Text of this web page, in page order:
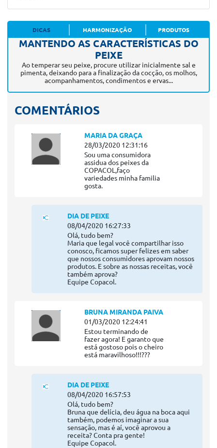
DICAS HARMONIZAÇÃO PRODUTOS
MANTENDO AS CARACTERÍSTICAS DO
PEIXE
Ao temperar seu peixe, procure utilizar inicialmente sal e
pimenta, deixando para a finalização da cocção, os molhos,
acompanhamentos, condimentos e ervas...
COMENTÁRIOS
MARIA DA GRAÇA
28/03/2020 12:31:16
Sou uma consumidora
assidua dos peixes da
COPACOL,faço
variedades minha familia
gosta.
DIA DE PEIXE
08/04/2020 16:27:33
Olá, tudo bem?
Maria que legal você compartilhar isso
conosco, ficamos super felizes em saber
que nossos consumidores aprovam nossos
produtos. E sobre as nossas receitas, você
também aprova?
Equipe Copacol.
BRUNA MIRANDA PAIVA
01/03/2020 12:24:41
Estou terminando de
fazer agora! E garanto que
está gostoso pois o cheiro
está maravilhoso!!!???
DIA DE PEIXE
08/04/2020 16:57:53
Olá, tudo bem?
Bruna que delícia, deu água na boca aqui
também, podemos imaginar a sua
sensação, mas é aí, você aprovou a
receita? Conta pra gente!
Equipe Copacol.